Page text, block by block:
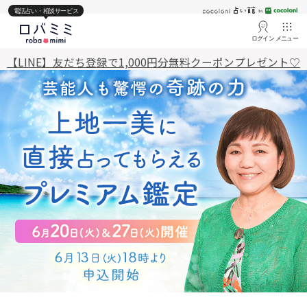
電話占い・相談サービス
ログイン メニュー
【LINE】友だち登録で1,000円分無料クーポンプレゼント♡